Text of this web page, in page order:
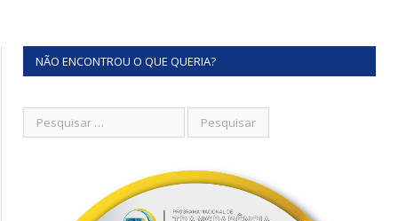
NÃO ENCONTROU O QUE QUERIA?